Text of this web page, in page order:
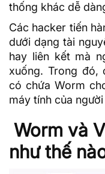
thống khác dễ
Các hacker tiến
dưới dạng tài
hay liên kết mà
xuống. Trong đó,
có chứa Worm
máy tính của
Worm và
như thế